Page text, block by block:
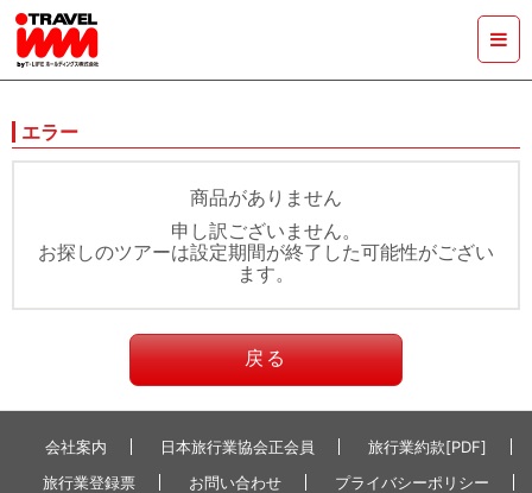
エラー
商品がありません
申し訳ございません。
お探しのツアーは設定期間が終了した可能性がござい
ます。
戻る
会社案内 日本旅行業協会正会員
旅行業約款[PDF]
旅行業登録票
お問い合わせ
プライバシーポリシー